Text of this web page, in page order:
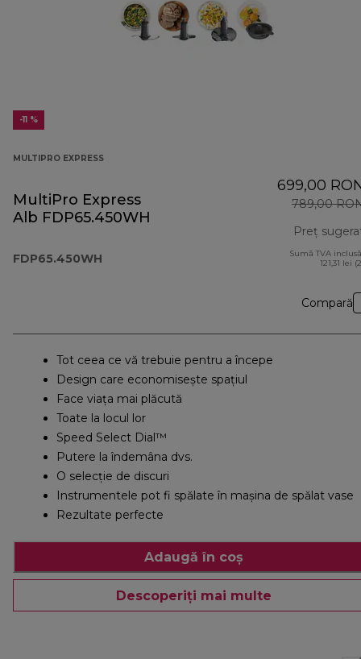
-11 %
MULTIPRO EXPRESS
MultiPro Express
Alb FDP65.450WH
FDP65.450WH
699,00
789,00
Preț
Sumă TVA
121,31 lei
Compară
Tot ceea ce vă trebuie pentru a începe
Design care economisește spațiul
Face viața mai plăcută
Toate la locul lor
Speed Select Dial™
Putere la îndemâna dvs.
O selecție de discuri
Instrumentele pot fi spălate în mașina de spălat vase
Rezultate perfecte
Adaugă în coș
Descoperiți mai multe